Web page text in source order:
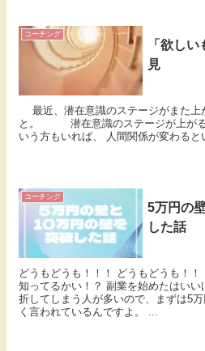
コーチング
「欲し
見
最近、潜在意識のステージがまた上
と。 潜在意識のステージが上がる
いう方もいれば、 人間関係が変わると
コーチング
5万円の
した話
どうもどうも！！！ どうもどうも！
知ってるかい！？ 副業を始めたはい
折してしまう人が多いので、まずは5
く言われているんですよ。 ...